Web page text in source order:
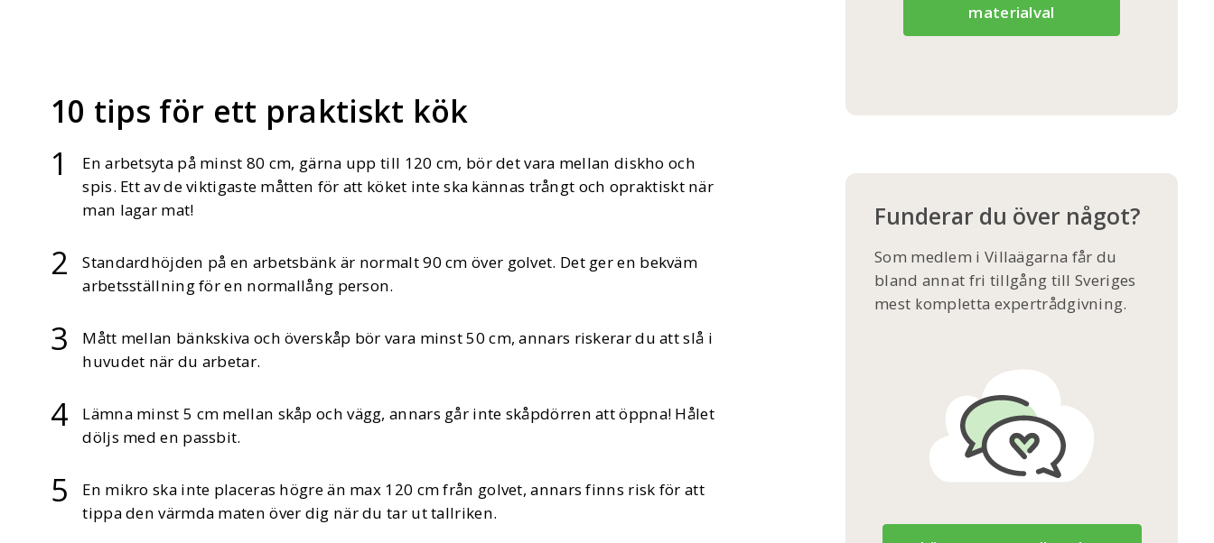
10 tips för ett praktiskt kök
En arbetsyta på minst 80 cm, gärna upp till 120 cm, bör det vara mellan diskho och
spis. Ett av de viktigaste måtten för att köket inte ska kännas trångt och opraktiskt när
man lagar mat!
Standardhöjden på en arbetsbänk är normalt 90 cm över golvet. Det ger en bekväm
arbetsställning för en normallång person.
Mått mellan bänkskiva och överskåp bör vara minst 50 cm, annars riskerar du att slå i
huvudet när du arbetar.
Lämna minst 5 cm mellan skåp och vägg, annars går inte skåpdörren att öppna! Hålet
döljs med en passbit.
En mikro ska inte placeras högre än max 120 cm från golvet, annars finns risk för att
tippa den värmda maten över dig när du tar ut tallriken.
materialval
Funderar du över något?
Som medlem i Villaägarna får du
bland annat fri tillgång till Sveriges
mest kompletta expertrådgivning.